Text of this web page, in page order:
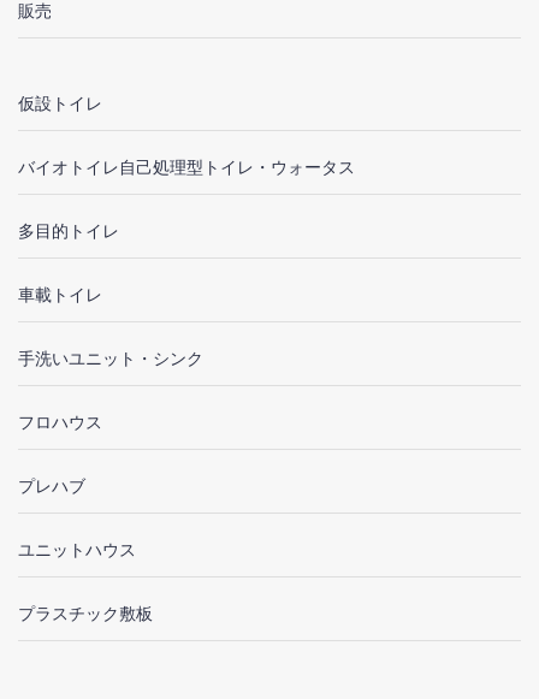
販売
仮設トイレ
バイオトイレ自己処理型トイレ・ウォータス
多目的トイレ
車載トイレ
手洗いユニット・シンク
フロハウス
プレハブ
ユニットハウス
プラスチック敷板